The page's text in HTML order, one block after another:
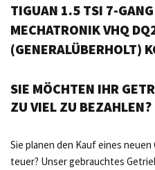
TIGUAN 1.5 TSI 7-
MECHATRONIK VHQ
(GENERALÜBERHOLT)
SIE MÖCHTEN IHR
ZU VIEL ZU BEZAHLEN?
Sie planen den Kauf eines
teuer? Unser gebrauchtes